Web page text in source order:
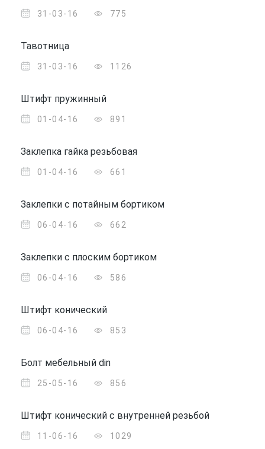
31-03-16 775
Тавотница
31-03-16 1126
Штифт пружинный
01-04-16 891
Заклепка гайка резьбовая
01-04-16 661
Заклепки с потайным бортиком
06-04-16 662
Заклепки с плоским бортиком
06-04-16 586
Штифт конический
06-04-16 853
Болт мебельный din
25-05-16 856
Штифт конический с внутренней резьбой
11-06-16 1029